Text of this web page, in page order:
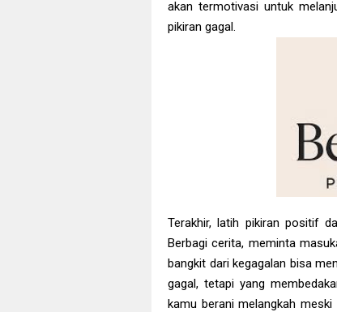
akan termotivasi untuk
pikiran gagal.
Terakhir, latih pikiran positif
Berbagi cerita, meminta
bangkit dari kegagalan bisa
gagal, tetapi yang
kamu berani melangkah